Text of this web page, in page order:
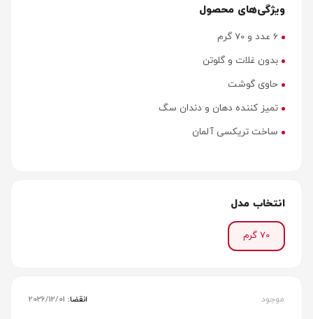
ویژگی‌های محصول
6 عدد و 70 گرم
بدون غلات و گلوتن
حاوی گوشت
تمیز کننده دهان و دندان سگ
ساخت تریکسی آلمان
انتخاب مدل
70 گرم
موجود انقضا: 2026/12/01